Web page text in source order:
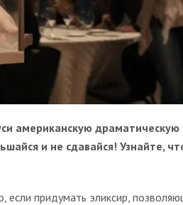
американскую
и не сдавайся! Узнайте,
если придумать эликсир,